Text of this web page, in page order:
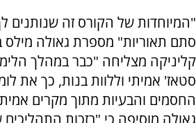
"המיוחדות של הקורס זה שנותנים
סתם תאוריות" מספרת גאולה מילס
קליניקה מצליחה "כבר במהלך
סטאז' אמיתי וללוות בנות, כך את
החסמים והבעיות מתוך מקרים